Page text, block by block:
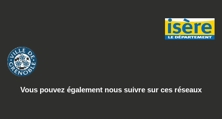
Vous pouvez également nous suivre sur ces réseaux